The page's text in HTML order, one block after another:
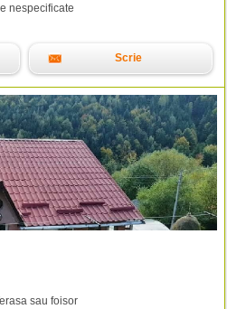
nespecificate
Scrie
sau foisor